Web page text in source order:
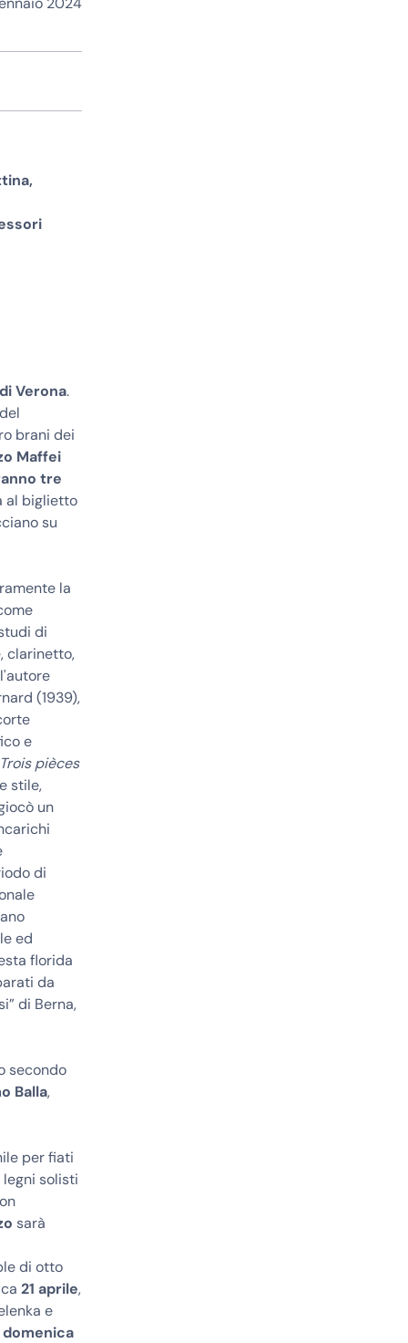
Verona.
brani dei
Maffei
tre
al biglietto
su
la
di
clarinetto,
(1939),
e
Trois pièces
stile,
un
di
ed
florida
da
di Berna,
secondo
Balla,
per fiati
legni solisti
sarà
di otto
21 aprile,
e
domenica